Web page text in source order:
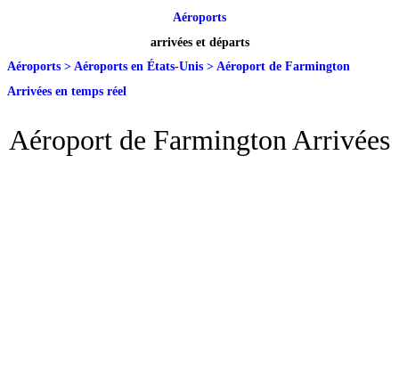
Aéroports
arrivées et départs
Aéroports > Aéroports en États-Unis > Aéroport de Farmington
Arrivées en temps réel
Aéroport de Farmington Arrivées